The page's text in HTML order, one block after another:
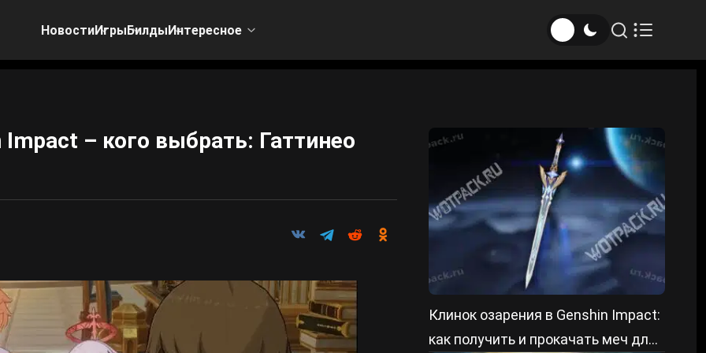
НовостиИгрыБилдыИнтересное
– кого выбрать: Гаттинео
Клинок озарения в Genshin Impact:
как получить и прокачать меч для